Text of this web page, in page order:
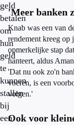
geld
betalen
om
hun
geld
te
kunnen
stallen
bij
een
'Meer banken
Knab was een van
rendement kreeg op
opmerkelijke stap
hanteert, aldus
'Dat nu ook zo'n
voeren, is een
volgen.'
Ook voor